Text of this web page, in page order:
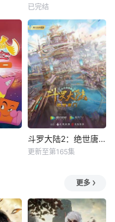
已完结
斗罗大陆2：绝世唐门
更新至第165集
更多